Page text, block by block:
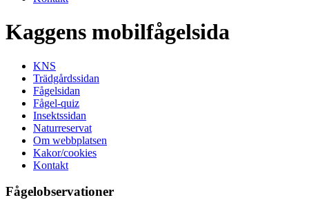
Kaggens mobilfågelsida
KNS
Trädgårdssidan
Fågelsidan
Fågel-quiz
Insektssidan
Naturreservat
Om webbplatsen
Kakor/cookies
Kontakt
Fågelobservationer